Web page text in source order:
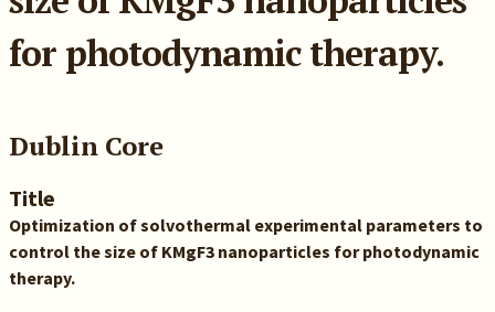
for photodynamic therapy.
Dublin Core
Title
Optimization of solvothermal experimental parameters to
control the size of KMgF3 nanoparticles for photodynamic
therapy.